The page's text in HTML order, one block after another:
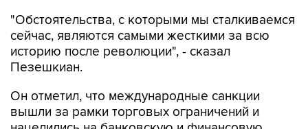
"Обстоятельства, с которыми мы сталкиваемся
сейчас, являются самыми жесткими за всю
историю после революции", - сказал
Пезешкиан.
Он отметил, что международные санкции
вышли за рамки торговых ограничений и